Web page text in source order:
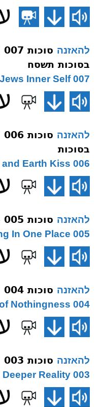
להאזנה
בסוכות תשסח
007 The Jews Inner Self
להאזנה
בסוכות
006 Where Heaven and Earth Kiss
להאזנה סוכות 005 כהגדרת מקום
005 Everything In One Place
להאזנה סוכות 004 ולמקנהו עשה
004 Revelation of Nothingness
להאזנה סוכות 003 הדעת הוא לבוש
003 The Deeper Reality